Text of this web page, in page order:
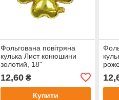
Фольгована повітряна
кулька Лист конюшини
золотий, 18"
12,60₴
Купити